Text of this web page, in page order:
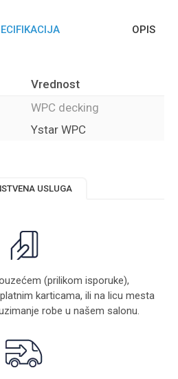
OPIS
Vrednost
WPC decking
Ystar WPC
USLUGA
(prilikom isporuke),
karticama, ili na licu mesta
robe u našem salonu.